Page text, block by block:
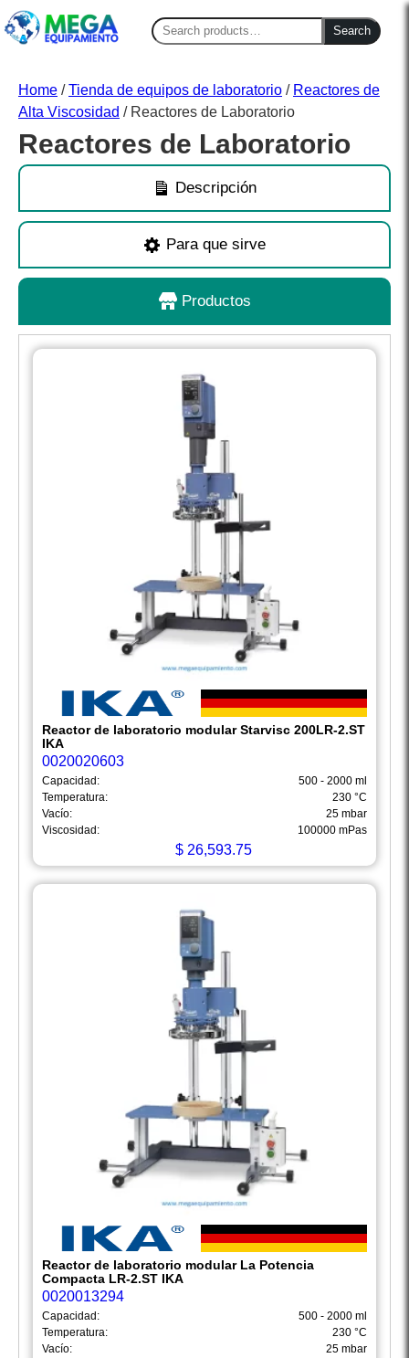
Search
for:
Search
Home /Tienda de equipos de laboratorio / Reactores de
Alta Viscosidad / Reactores de Laboratorio
Reactores de Laboratorio
Descripción
Para que sirve
Productos
Reactor de laboratorio modular Starvisc 200LR-2.ST
IKA
0020020603
Capacidad:
500 - 2000 ml
Temperatura:
230 °C
Vacío:
25 mbar
Viscosidad:
100000 mPas
$ 26,593.75
Reactor de laboratorio modular La Potencia
Compacta LR-2.ST IKA
0020013294
Capacidad:
500 - 2000 ml
Temperatura:
230 °C
Vacío:
25 mbar